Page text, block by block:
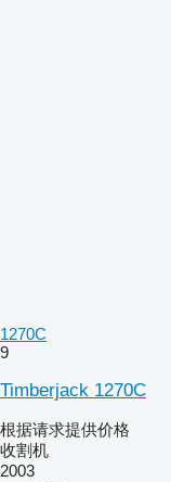
1270C
9
Timberjack 1270C
根据请求提供价格
收割机
2003